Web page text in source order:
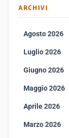
ARCHIVI
Agosto 2026
Luglio 2026
Giugno 2026
Maggio 2026
Aprile 2026
Marzo 2026